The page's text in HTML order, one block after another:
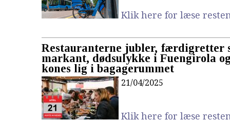
Klik here for læse
Restauranterne jubler, færdigretter
markant, dødsulykke i Fuengirola
kones lig i bagagerummet
21/04/2025
Klik here for læse